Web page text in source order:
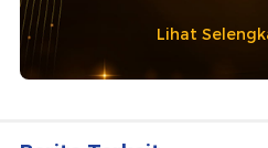
Lihat